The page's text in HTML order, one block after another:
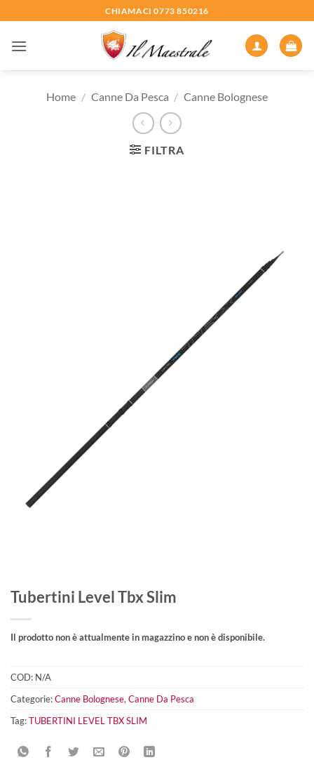
ai
contenuti
CHIAMACI 0773 850216
Home / Canne Da Pesca / Canne Bolognese
FILTRA
Tubertini Level Tbx Slim
Il prodotto non è attualmente in magazzino e non è disponibile.
COD: N/A
Categorie:Canne Bolognese,Canne Da Pesca
Tag:TUBERTINI LEVEL TBX SLIM